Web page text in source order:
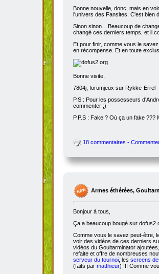
Bonne nouvelle, donc, mais en
l'univers des Fansites. C'est bien
Sinon sinon... Beaucoup de
changé ces derniers temps, et il
Et pour finir, comme vous le
en récompense. Et en toute
Bonne visite,
7804j, forumjeux sur Rykke-Errel
P.S : Pour les possesseurs
commenter ;)
P.P.S : Fake ? Où ça un fake ???
18 commentaires -
Armes éthérées,
Bonjour à tous,
Ça a beaucoup bougé sur
Comme vous le savez peut-être,
voir des vidéos de ces derniers
vidéos du Goultarminator
refaite et offre de nombreuses
serveur du tournoi, les screens
(faits par matthieur) !!! Comme